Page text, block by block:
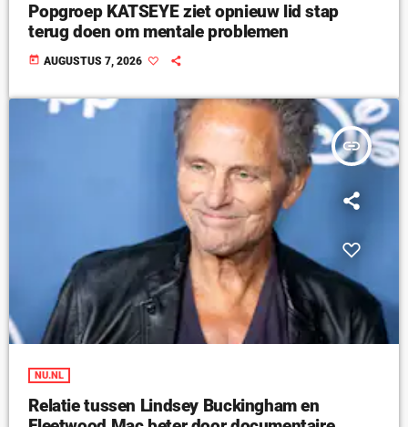
Popgroep KATSEYE ziet opnieuw lid stap
terug doen om mentale problemen
today AUGUSTUS 7, 2026
insert_link
NU.NL
Relatie tussen Lindsey Buckingham en